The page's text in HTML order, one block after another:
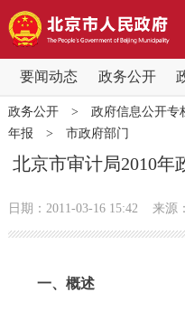
要闻动态 政务公开
要闻动态
党中央精神
北京要闻
各区热点
政务公开
政务公开> 政府信息公开专
年报 > 市政府部门
北京市审计局2010年
日期：2011-03-16 15:42 来源
一、概述